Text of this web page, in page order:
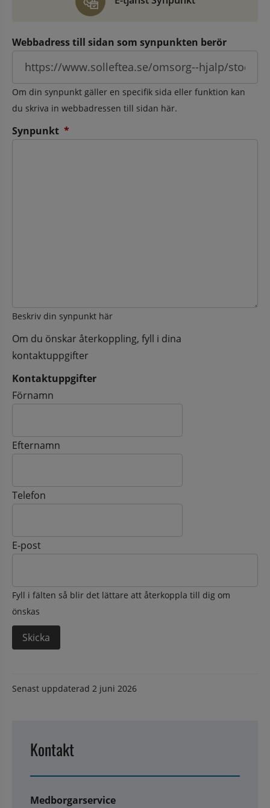
Webbadress till sidan som synpunkten berör
Om din synpunkt gäller en specifik sida eller funktion kan
du skriva in webbadressen till sidan här.
Synpunkt *
Beskriv din synpunkt här
Om du önskar återkoppling, fyll i dina
kontaktuppgifter
Kontaktuppgifter
Kontaktuppgifter
Förnamn
Efternamn
Telefon
E-post
Fyll i fälten så blir det lättare att återkoppla till dig om
önskas
Senast uppdaterad 2 juni 2026
Kontakt
Medborgarservice